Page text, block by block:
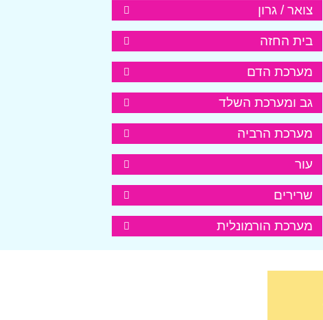
צואר / גרון
בית החזה
מערכת הדם
גב ומערכת השלד
מערכת הרביה
עור
שרירים
מערכת הורמונלית